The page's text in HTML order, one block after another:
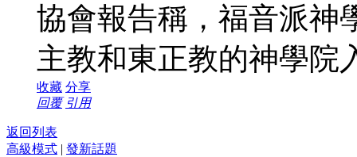
協會報告稱，福音派神
主教和東正教的神學院
收藏 分享
回覆 引用
返回列表
高級模式 | 發新話題